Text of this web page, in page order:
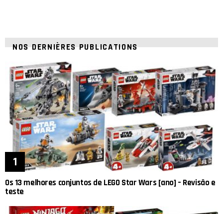
NOS DERNIÈRES PUBLICATIONS
Os 13 melhores conjuntos de LEGO Star Wars [ano] – Revisão e
teste